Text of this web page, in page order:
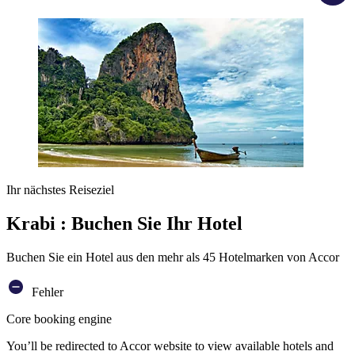
Ihr nächstes Reiseziel
Krabi : Buchen Sie Ihr Hotel
Buchen Sie ein Hotel aus den mehr als 45 Hotelmarken von Accor
Fehler
Core booking engine
You’ll be redirected to Accor website to view available hotels and